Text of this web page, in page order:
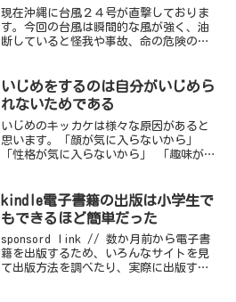
現在沖縄に台風２４号が直撃しておりま
す。今回の台風は瞬間的な風が強く、油
断していると怪我や事故、命の危険のあ
電灯、電池などはもちろん窓ガラスやベ
ランダのガラス戸などには...
いじめをするのは自分がいじめら
れないためである
いじめのキッカケは様々な原因があると
思います。「顔が気に入らないから」
「性格が気に入らないから」 「趣味が理
いはあります。最初のキッカケは些細な
ものかもしれません。しか...
kindle電子書籍の出版は小学生で
もできるほど簡単だった
sponsord link // 数か月前から電子書
籍を出版するため、いろんなサイトを見
て出版方法を調べたり、実際に出版する